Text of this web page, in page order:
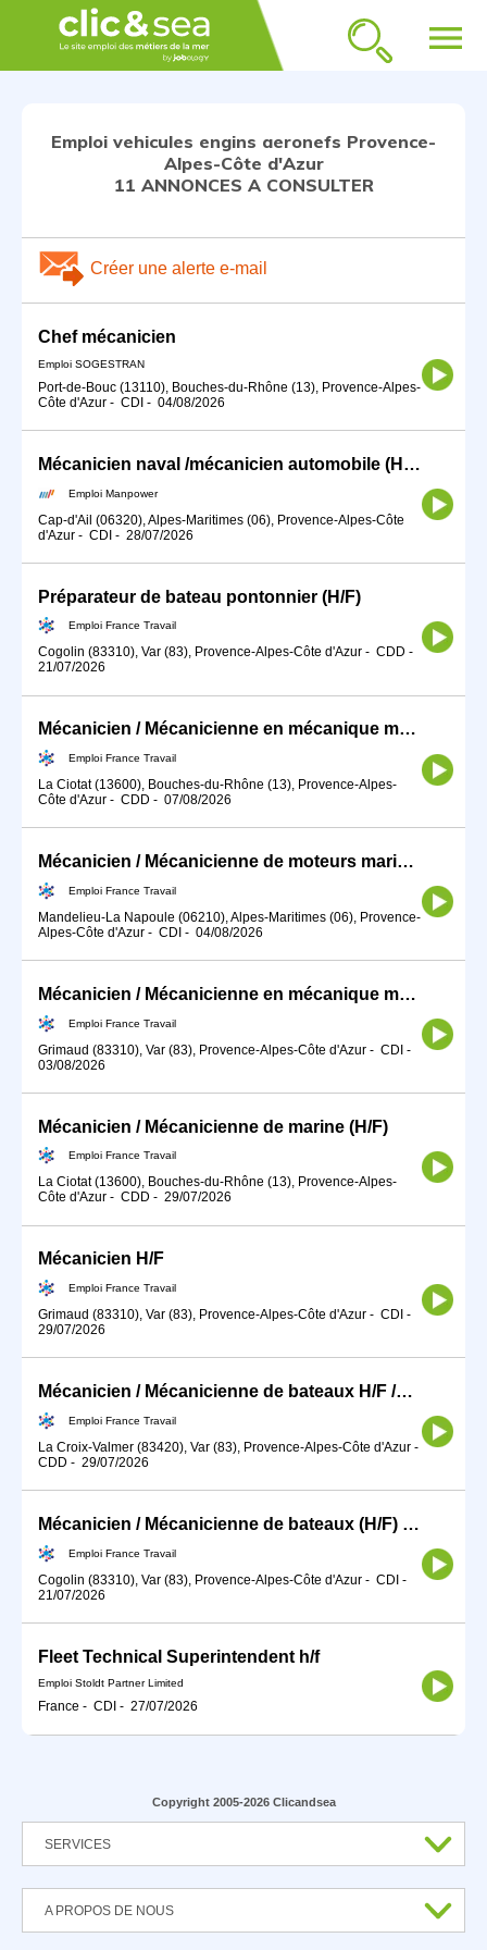
menu
Emploi vehicules engins aeronefs Provence-
Alpes-Côte d'Azur
11 ANNONCES A CONSULTER
Créer une alerte e-mail
Chef mécanicien
Emploi SOGESTRAN
Port-de-Bouc (13110), Bouches-du-Rhône (13), Provence-Alpes-
Côte d'Azur - CDI - 04/08/2026
Mécanicien naval /mécanicien automobile (H/F)
Emploi Manpower
Cap-d'Ail (06320), Alpes-Maritimes (06), Provence-Alpes-Côte
d'Azur - CDI - 28/07/2026
Préparateur de bateau pontonnier (H/F)
Emploi France Travail
Cogolin (83310), Var (83), Provence-Alpes-Côte d'Azur - CDD -
21/07/2026
Mécanicien / Mécanicienne en mécanique marine ou navale (H/F)
Emploi France Travail
La Ciotat (13600), Bouches-du-Rhône (13), Provence-Alpes-
Côte d'Azur - CDD - 07/08/2026
Mécanicien / Mécanicienne de moteurs marins (H/F)
Emploi France Travail
Mandelieu-La Napoule (06210), Alpes-Maritimes (06), Provence-
Alpes-Côte d'Azur - CDI - 04/08/2026
Mécanicien / Mécanicienne en mécanique marine ou navale (H/F)
Emploi France Travail
Grimaud (83310), Var (83), Provence-Alpes-Côte d'Azur - CDI -
03/08/2026
Mécanicien / Mécanicienne de marine (H/F)
Emploi France Travail
La Ciotat (13600), Bouches-du-Rhône (13), Provence-Alpes-
Côte d'Azur - CDD - 29/07/2026
Mécanicien H/F
Emploi France Travail
Grimaud (83310), Var (83), Provence-Alpes-Côte d'Azur - CDI -
29/07/2026
Mécanicien / Mécanicienne de bateaux H/F /NON LOGE
Emploi France Travail
La Croix-Valmer (83420), Var (83), Provence-Alpes-Côte d'Azur -
CDD - 29/07/2026
Mécanicien / Mécanicienne de bateaux (H/F) NON LOGE
Emploi France Travail
Cogolin (83310), Var (83), Provence-Alpes-Côte d'Azur - CDI -
21/07/2026
Fleet Technical Superintendent h/f
Emploi Stoldt Partner Limited
France - CDI - 27/07/2026
Copyright 2005-2026 Clicandsea
SERVICES
A PROPOS DE NOUS